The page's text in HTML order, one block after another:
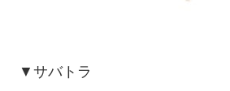
▼サバトラ